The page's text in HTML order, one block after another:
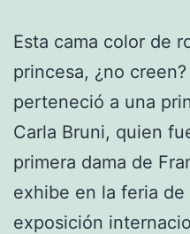
Esta cama color de
princesa, ¿no
perteneció a una
Carla Bruni, quien
primera dama de
exhibe en la feria de
exposición